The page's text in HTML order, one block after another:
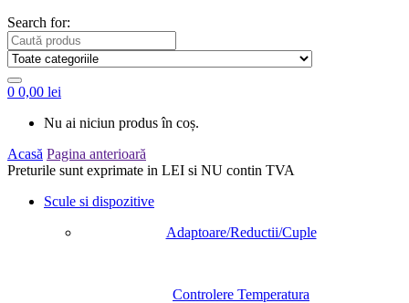
Search for:
0 0,00 lei
Nu ai niciun produs în coș.
Acasă Pagina anterioară
Preturile sunt exprimate in LEI si NU contin TVA
Scule si dispozitive
Adaptoare/Reductii/Cuple
Controlere Temperatura